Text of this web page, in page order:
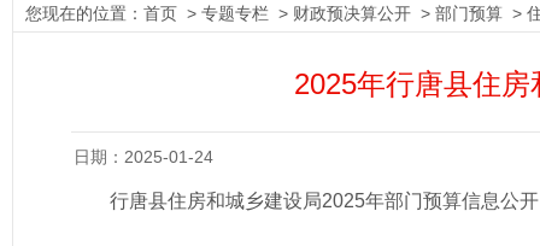
您现在的位置： 首页 > 专题专栏 > 财政预决算公开 > 部门预算 >
2025年行唐县住
日期：2025-01-24
行唐县住房和城乡建设局2025年部门预算信息公开